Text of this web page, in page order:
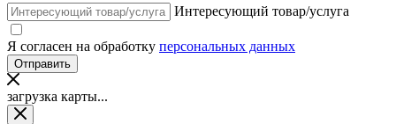
Интересующий товар/услуга
Я согласен на обработку персональных данных
загрузка карты...